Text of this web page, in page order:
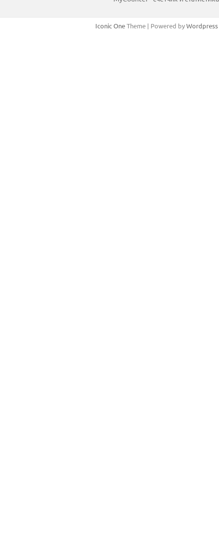
Iconic OneTheme | Powered byWordpress